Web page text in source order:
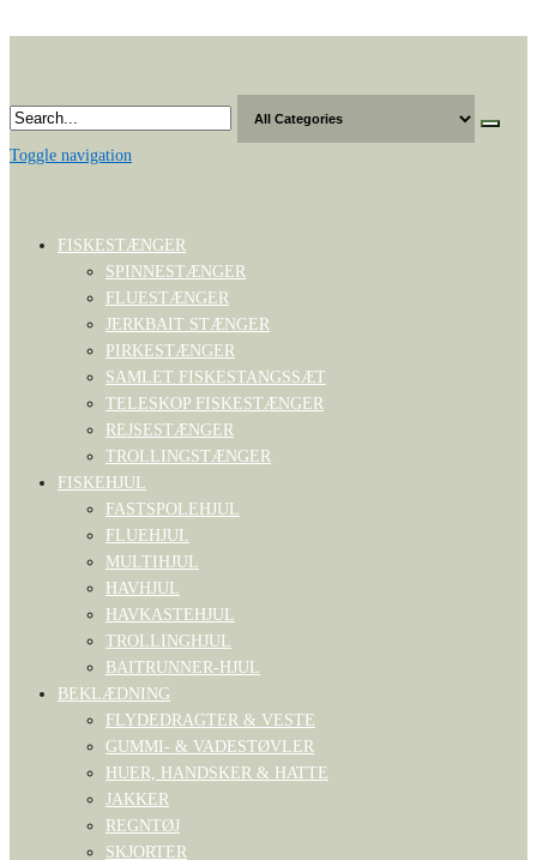
content
Toggle navigation
FISKESTÆNGER
SPINNESTÆNGER
FLUESTÆNGER
JERKBAIT STÆNGER
PIRKESTÆNGER
SAMLET FISKESTANGSSÆT
TELESKOP FISKESTÆNGER
REJSESTÆNGER
TROLLINGSTÆNGER
FISKEHJUL
FASTSPOLEHJUL
FLUEHJUL
MULTIHJUL
HAVHJUL
HAVKASTEHJUL
TROLLINGHJUL
BAITRUNNER-HJUL
BEKLÆDNING
FLYDEDRAGTER & VESTE
GUMMI- & VADESTØVLER
HUER, HANDSKER & HATTE
JAKKER
REGNTØJ
SKJORTER